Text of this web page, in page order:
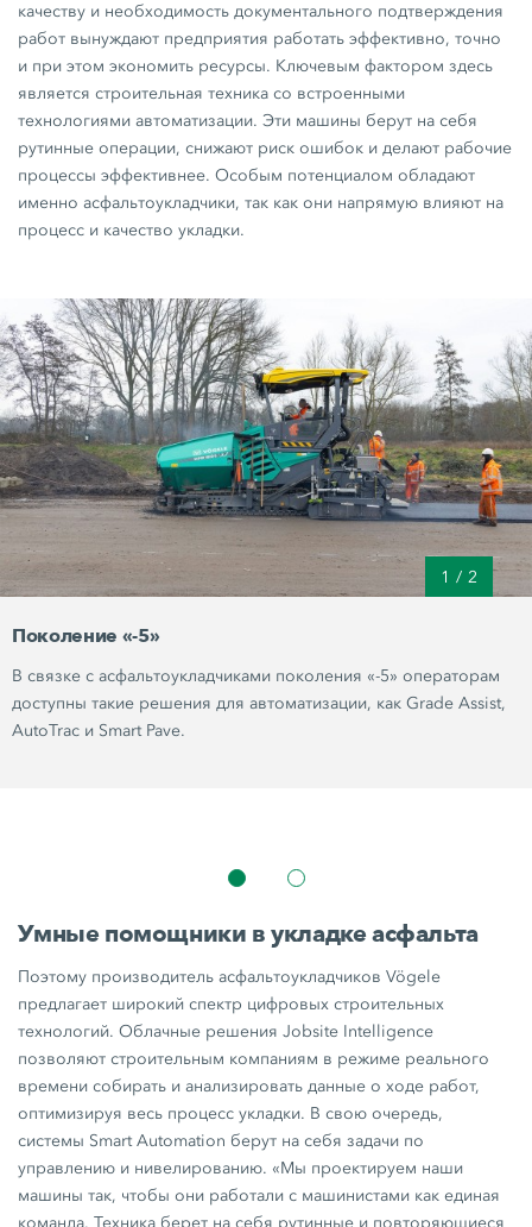
качеству и необходимость документального подтверждения
работ вынуждают предприятия работать эффективно, точно
и при этом экономить ресурсы. Ключевым фактором здесь
является строительная техника со встроенными
технологиями автоматизации. Эти машины берут на себя
рутинные операции, снижают риск ошибок и делают рабочие
процессы эффективнее. Особым потенциалом обладают
именно асфальтоукладчики, так как они напрямую влияют на
процесс и качество укладки.
1 / 2
Поколение «-5»
В связке с асфальтоукладчиками поколения «-5» операторам
доступны такие решения для автоматизации, как Grade Assist,
AutoTrac и Smart Pave.
Умные помощники в укладке асфальта
Поэтому производитель асфальтоукладчиков Vögele
предлагает широкий спектр цифровых строительных
технологий. Облачные решения Jobsite Intelligence
позволяют строительным компаниям в режиме реального
времени собирать и анализировать данные о ходе работ,
оптимизируя весь процесс укладки. В свою очередь,
системы Smart Automation берут на себя задачи по
управлению и нивелированию. «Мы проектируем наши
машины так, чтобы они работали с машинистами как единая
команда. Техника берет на себя рутинные и повторяющиеся